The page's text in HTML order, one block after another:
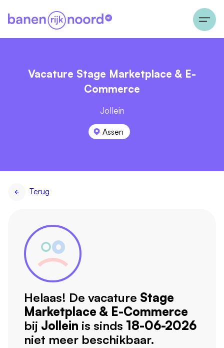
Vacature Stage Marketplace & E-
Commerce
Jollein
Assen
Terug
Helaas! De vacature Stage
Marketplace & E-Commerce
bij Jollein is sinds 18-06-2026
niet meer beschikbaar.